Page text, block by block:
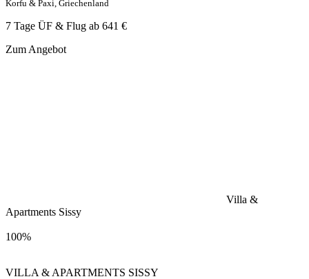
Korfu & Paxi, Griechenland
7 Tage ÜF & Flug ab 641 €
Zum Angebot
Villa &
Apartments Sissy
100%
VILLA & APARTMENTS SISSY